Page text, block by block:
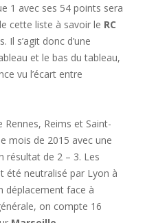
1 avec ses 54 points sera
cette liste à savoir le RC
Il s’agit donc d’une
et le bas du tableau,
vu l’écart entre
Reims et Saint-
mois de 2015 avec une
résultat de 2 – 3. Les
été neutralisé par Lyon à
déplacement face à
on compte 16